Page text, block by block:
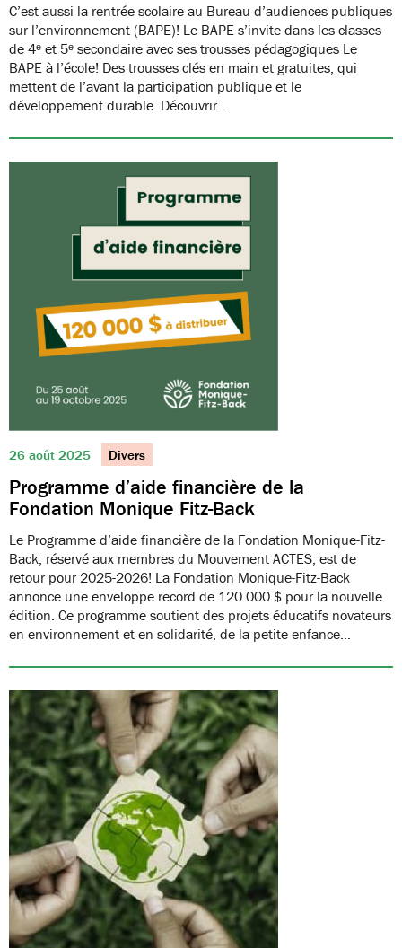
C’est aussi la rentrée scolaire au Bureau d’audiences publiques
sur l’environnement (BAPE)! Le BAPE s’invite dans les classes
de 4ᵉ et 5ᵉ secondaire avec ses trousses pédagogiques Le
BAPE à l’école! Des trousses clés en main et gratuites, qui
mettent de l’avant la participation publique et le
développement durable. Découvrir…
26 août 2025 Divers
Programme d’aide financière de la
Fondation Monique Fitz-Back
Le Programme d’aide financière de la Fondation Monique-Fitz-
Back, réservé aux membres du Mouvement ACTES, est de
retour pour 2025-2026! La Fondation Monique-Fitz-Back
annonce une enveloppe record de 120 000 $ pour la nouvelle
édition. Ce programme soutient des projets éducatifs novateurs
en environnement et en solidarité, de la petite enfance…